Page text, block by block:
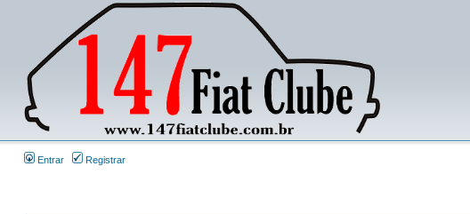
Entrar Registrar